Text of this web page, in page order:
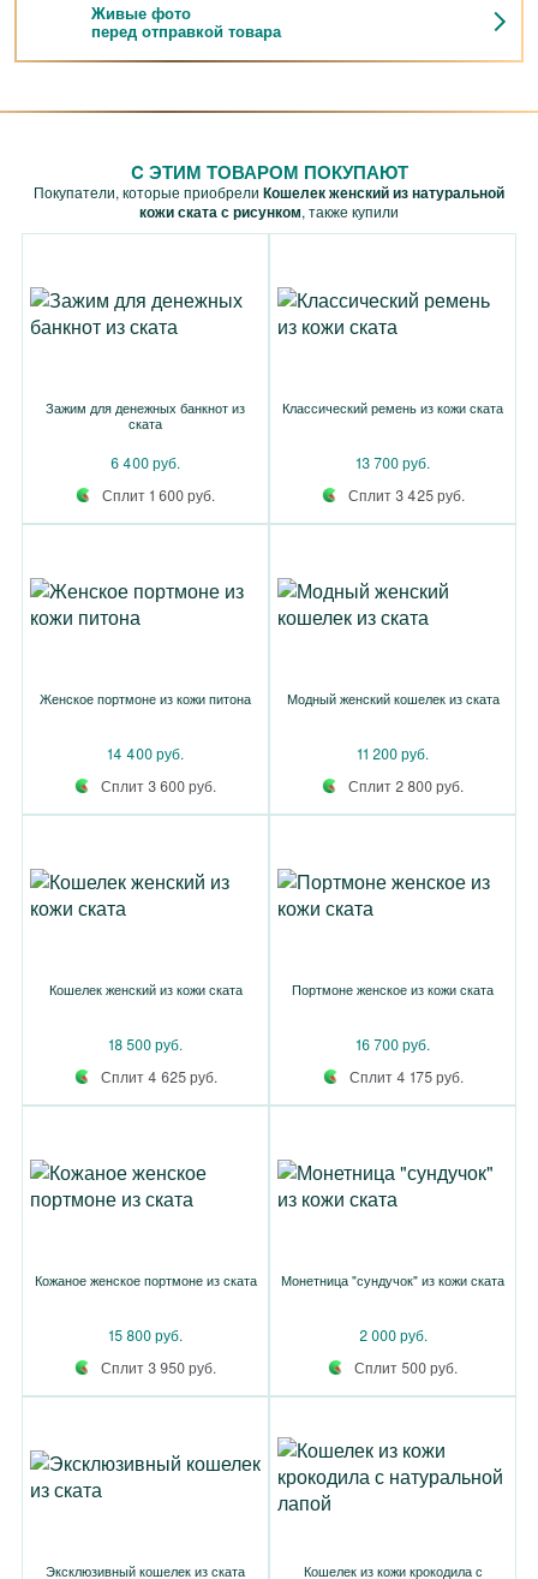
Живые фото
перед отправкой товара
C ЭТИМ ТОВАРОМ ПОКУПАЮТ
Покупатели, которые приобрели Кошелек женский из натуральной
кожи ската с рисунком, также купили
Зажим для денежных банкнот из
ската
6 400 руб.
Сплит 1 600 руб.
Классический ремень из кожи ската
13 700 руб.
Сплит 3 425 руб.
Женское портмоне из кожи питона
14 400 руб.
Сплит 3 600 руб.
Модный женский кошелек из ската
11 200 руб.
Сплит 2 800 руб.
Кошелек женский из кожи ската
18 500 руб.
Сплит 4 625 руб.
Портмоне женское из кожи ската
16 700 руб.
Сплит 4 175 руб.
Кожаное женское портмоне из ската
15 800 руб.
Сплит 3 950 руб.
Монетница "сундучок" из кожи ската
2 000 руб.
Сплит 500 руб.
Эксклюзивный кошелек из ската
Кошелек из кожи крокодила с